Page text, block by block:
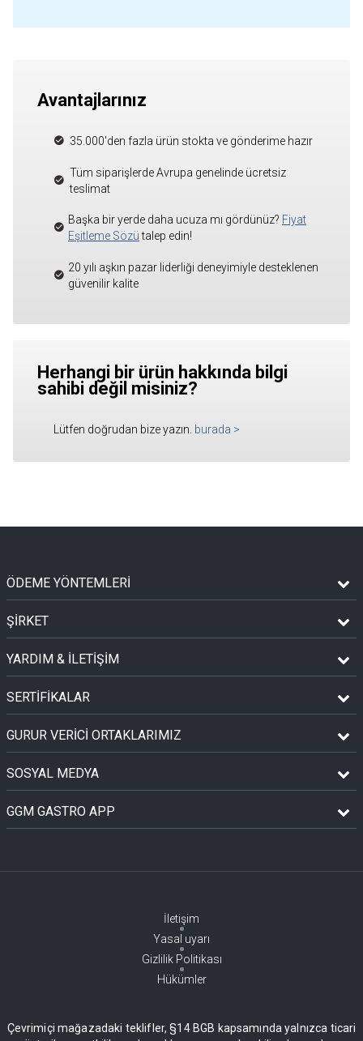
Avantajlarınız
35.000'den fazla ürün stokta ve gönderime hazır
Tüm siparişlerde Avrupa genelinde ücretsiz
teslimat
Başka bir yerde daha ucuza mı gördünüz? Fiyat
Eşitleme Sözütalep edin!
20 yılı aşkın pazar liderliği deneyimiyle desteklenen
güvenilir kalite
Herhangi bir ürün hakkında bilgi
sahibi değil misiniz?
Lütfen doğrudan bize yazın. burada >
ÖDEME YÖNTEMLERİ
ŞİRKET
YARDIM & İLETİŞİM
SERTİFİKALAR
GURUR VERİCİ ORTAKLARIMIZ
SOSYAL MEDYA
GGM GASTRO APP
İletişim
Yasal uyarı
Gizlilik Politikası
Hükümler
Çevrimiçi mağazadaki teklifler, §14 BGB kapsamında yalnızca ticari